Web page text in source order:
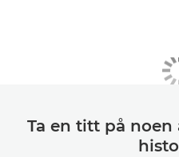
Ta en titt på noen